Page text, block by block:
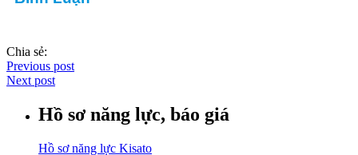
Chia sẻ:
Previous post
Next post
Hồ sơ năng lực, báo giá
Hồ sơ năng lực Kisato